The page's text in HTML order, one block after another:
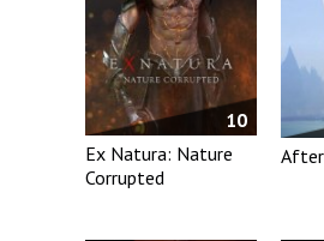
10
Ex Natura: Nature
Corrupted